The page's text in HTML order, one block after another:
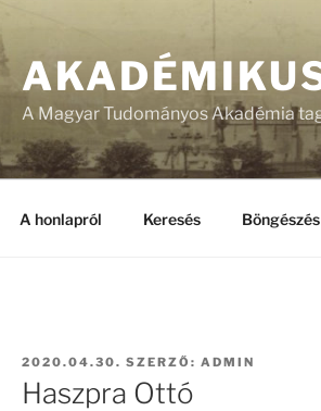
A Magyar Tudományos Akadémia
A honlapról Keresés Böngészés
BEKÜLDVE:
2020.04.30. SZERZŐ: ADMIN
Haszpra Ottó